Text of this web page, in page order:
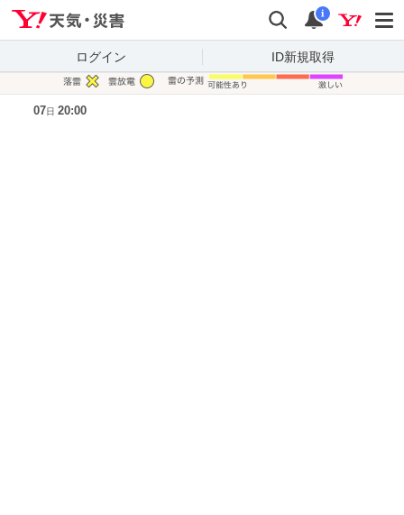
検索 通知
i
ログイン ID新規取得
07日 20:00